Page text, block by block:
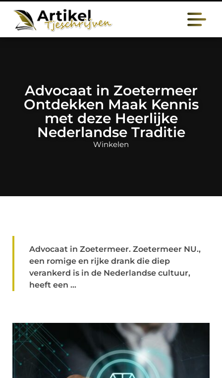
Advocaat in Zoetermeer
Ontdekken Maak Kennis
met deze Heerlijke
Nederlandse Traditie
Winkelen
Advocaat in Zoetermeer. Zoetermeer NU.,
een romige en rijke drank die diep
verankerd is in de Nederlandse cultuur,
heeft een ...